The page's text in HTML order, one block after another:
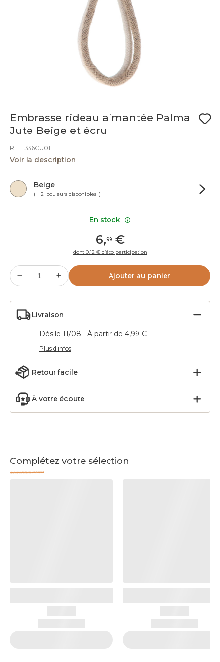
Embrasse rideau aimantée Palma
Jute Beige et écru
REF. 336CU01
Voir la description
Beige
( + 2 couleurs disponibles )
6,99€
dont 0.12 € d’éco participation
Ajouter au panier
Livraison
Dès le 11/08 - À partir de 4,99 €
Plus d'infos
Retour facile
À votre écoute
Complétez votre sélection